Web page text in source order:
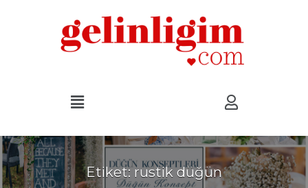
Etiket:rustik düğün